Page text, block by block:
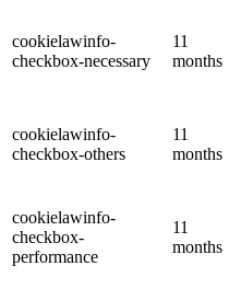
cookielawinfo-
checkbox-necessary
11
months
cookielawinfo-
checkbox-others
11
months
cookielawinfo-
checkbox-
performance
11
months